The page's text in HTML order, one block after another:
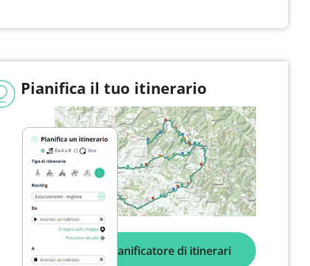
Pianifica il tuo itinerario
Pianificatore di itinerari